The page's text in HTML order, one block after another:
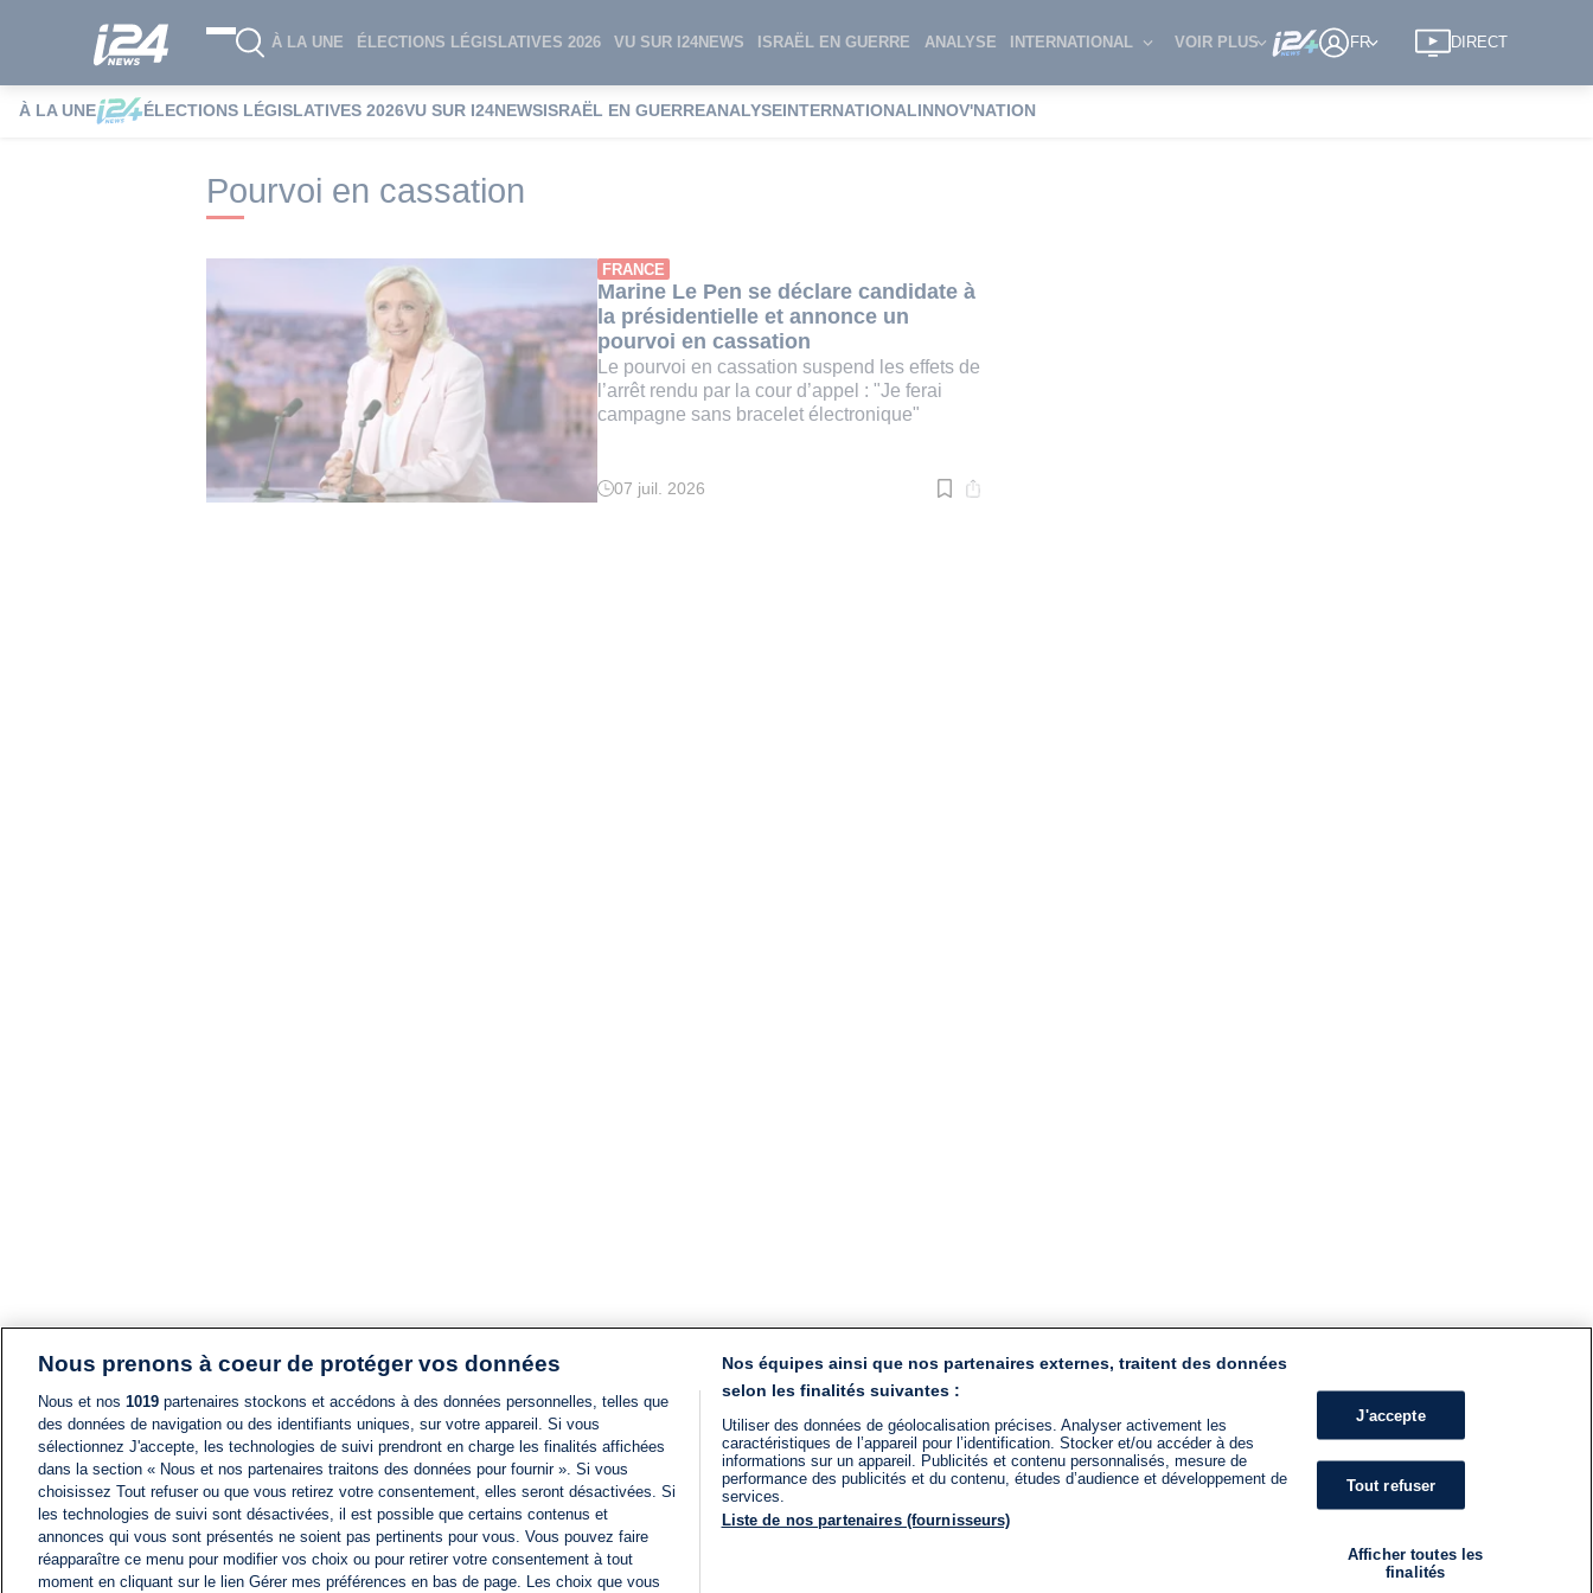
À LA UNE ÉLECTIONS LÉGISLATIVES 2026 VU SUR I24NEWS ISRAËL EN GUERRE ANALYSE INTERNATIONAL VOIR PLUS FR DIRECT
À LA UNE ÉLECTIONS LÉGISLATIVES 2026VU SUR I24NEWSISRAËL EN GUERREANALYSEINTERNATIONALINNOV'NATION
i24NEWS i24NEWS Tags index Pourvoi en cassation
Pourvoi en cassation
FRANCE
Marine Le Pen se déclare candidate à
la présidentielle et annonce un
pourvoi en cassation
Le pourvoi en cassation suspend les effets de
l’arrêt rendu par la cour d’appel : "Je ferai
campagne sans bracelet électronique"
Temps
07 juil. 2026
Nous prenons à coeur de protéger vos données
Nous et nos 1019 partenaires stockons et accédons à des données personnelles, telles que
des données de navigation ou des identifiants uniques, sur votre appareil. Si vous
sélectionnez J'accepte, les technologies de suivi prendront en charge les finalités affichées
dans la section « Nous et nos partenaires traitons des données pour fournir ». Si vous
choisissez Tout refuser ou que vous retirez votre consentement, elles seront désactivées. Si
les technologies de suivi sont désactivées, il est possible que certains contenus et
annonces qui vous sont présentés ne soient pas pertinents pour vous. Vous pouvez faire
réapparaître ce menu pour modifier vos choix ou pour retirer votre consentement à tout
moment en cliquant sur le lien Gérer mes préférences en bas de page. Les choix que vous
Nos équipes ainsi que nos partenaires externes, traitent des données
selon les finalités suivantes :
Utiliser des données de géolocalisation précises. Analyser activement les
caractéristiques de l’appareil pour l’identification. Stocker et/ou accéder à des
informations sur un appareil. Publicités et contenu personnalisés, mesure de
performance des publicités et du contenu, études d’audience et développement de
services.
Liste de nos partenaires (fournisseurs)
J'accepte
Tout refuser
Afficher toutes les
finalités